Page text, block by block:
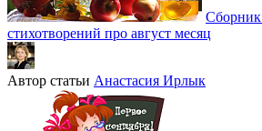
стихотворений про август месяц
Автор статьи Анастасия Ирлык